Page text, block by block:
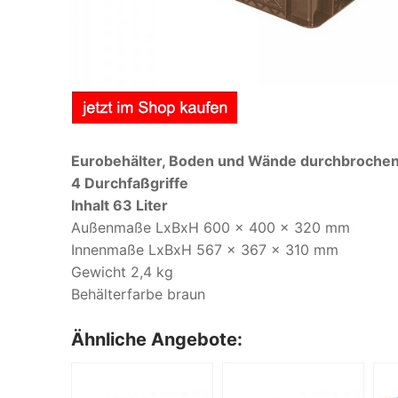
Eurobehälter, Boden und Wände
4 Durchfaßgriffe
Inhalt 63 Liter
Außenmaße LxBxH 600 x 400 x 320 mm
Innenmaße LxBxH 567 x 367 x 310 mm
Gewicht 2,4 kg
Behälterfarbe braun
Ähnliche Angebote: